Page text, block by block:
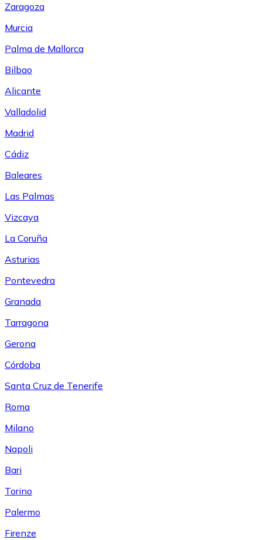
Zaragoza
Murcia
Palma de Mallorca
Bilbao
Alicante
Valladolid
Madrid
Cádiz
Baleares
Las Palmas
Vizcaya
La Coruña
Asturias
Pontevedra
Granada
Tarragona
Gerona
Córdoba
Santa Cruz de Tenerife
Roma
Milano
Napoli
Bari
Torino
Palermo
Firenze